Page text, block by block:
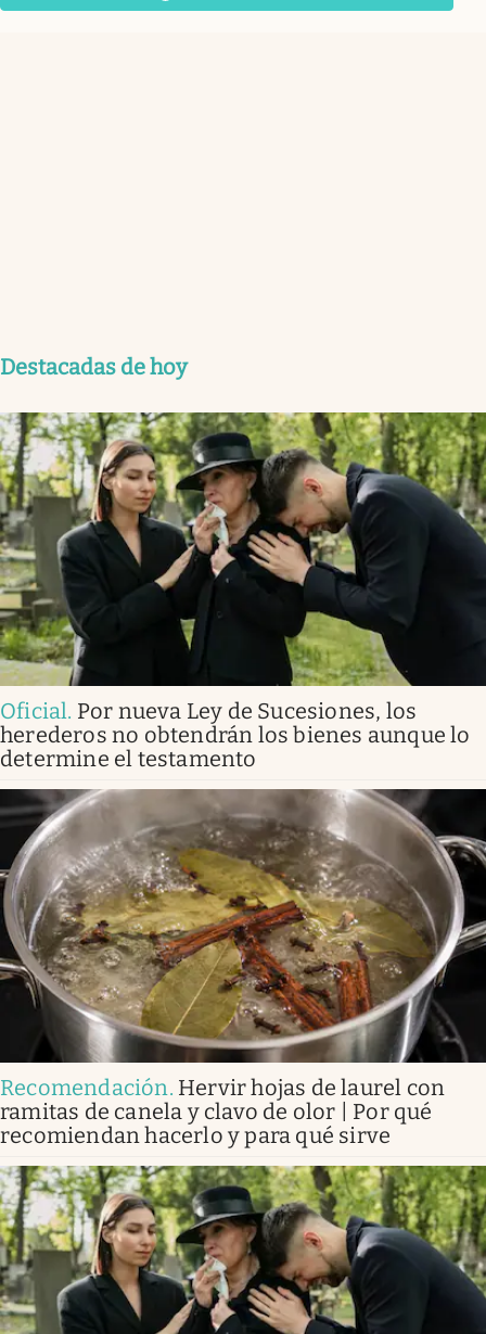
Destacadas de hoy
Oficial. Por nueva Ley de Sucesiones, los
herederos no obtendrán los bienes aunque lo
determine el testamento
Recomendación. Hervir hojas de laurel con
ramitas de canela y clavo de olor | Por qué
recomiendan hacerlo y para qué sirve